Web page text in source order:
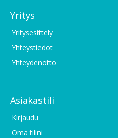
Yritys
Yritysesittely
Yhteystiedot
Yhteydenotto
Asiakastili
Kirjaudu
Oma tilini